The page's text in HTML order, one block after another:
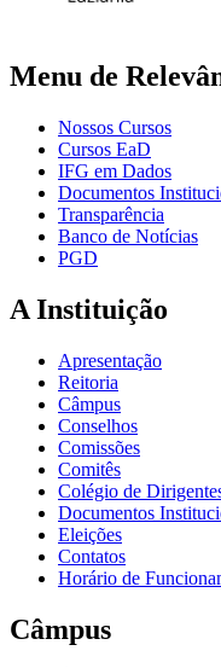
Menu de
Nossos Cursos
Cursos EaD
IFG em Dados
Documentos
Transparência
Banco de Notícias
PGD
A Instituição
Apresentação
Reitoria
Câmpus
Conselhos
Comissões
Comitês
Colégio de
Documentos
Eleições
Contatos
Horário de
Câmpus